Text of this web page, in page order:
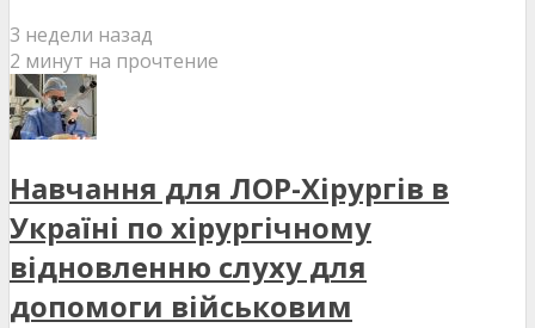
3 недели назад
2 минут на прочтение
Навчання для ЛОР-Хірургів в
Україні по хірургічному
відновленню слуху для
допомоги військовим